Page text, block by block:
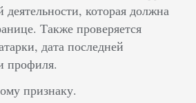
деятельности, которая должна
Также проверяется
дата последней
профиля.
признаку.